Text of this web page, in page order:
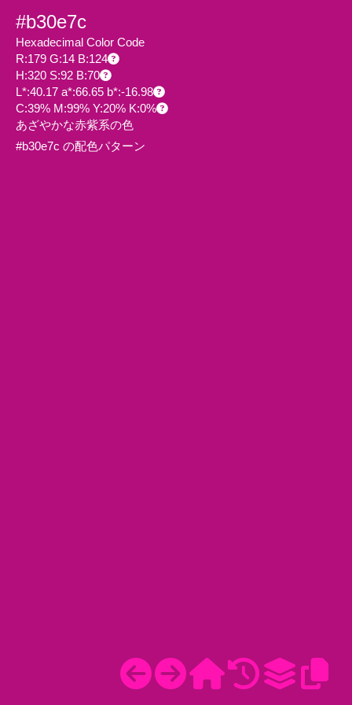
#b30e7c
Hexadecimal Color Code
R:179 G:14 B:124
H:320 S:92 B:70
L*:40.17 a*:66.65 b*:-16.98
C:39% M:99% Y:20% K:0%
あざやかな赤紫系の色
#b30e7c の配色パターン